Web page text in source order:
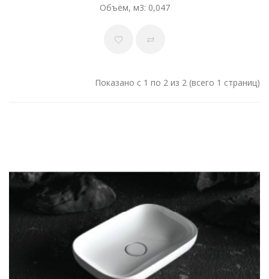
Объём, м3: 0,047
Показано с 1 по 2 из 2 (всего 1 страниц)